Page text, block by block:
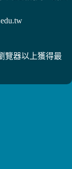
覽器以上獲得最